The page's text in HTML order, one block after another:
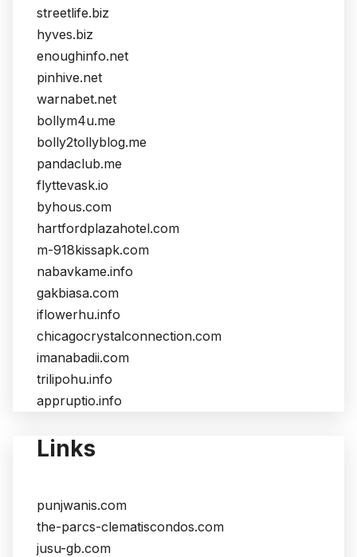
streetlife.biz
hyves.biz
enoughinfo.net
pinhive.net
warnabet.net
bollym4u.me
bolly2tollyblog.me
pandaclub.me
flyttevask.io
byhous.com
hartfordplazahotel.com
m-918kissapk.com
nabavkame.info
gakbiasa.com
iflowerhu.info
chicagocrystalconnection.com
imanabadii.com
trilipohu.info
appruptio.info
Links
punjwanis.com
the-parcs-clematiscondos.com
jusu-gb.com